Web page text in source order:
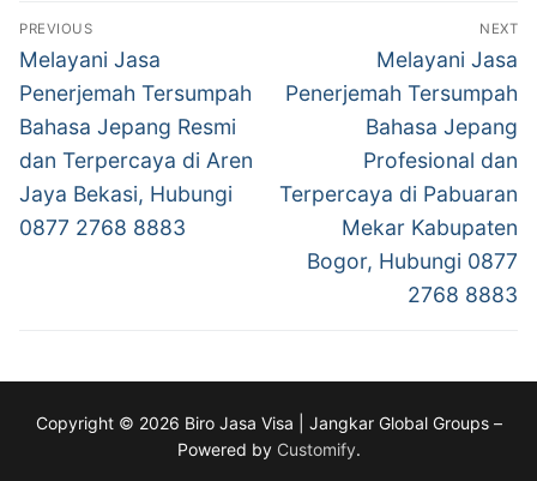
Post
navigation
PREVIOUS
Previous
post:
Melayani Jasa
Penerjemah Tersumpah
Bahasa Jepang Resmi
dan Terpercaya di Aren
Jaya Bekasi, Hubungi
0877 2768 8883
NEXT
Next
post:
Melayani Jasa
Penerjemah Tersumpah
Bahasa Jepang
Profesional dan
Terpercaya di Pabuaran
Mekar Kabupaten
Bogor, Hubungi 0877
2768 8883
Copyright © 2026 Biro Jasa Visa | Jangkar Global Groups –
Powered by Customify.